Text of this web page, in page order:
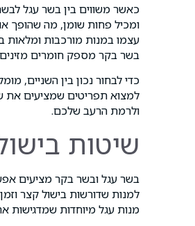
כאשר משווים בין בשר עגל
ומכיל פחות שומן, מה שהופך
עצמו במנות מורכבות ומלאות
בשר בקר מספק חומרים מזינים
כדי לבחור נכון בין השניים,
למצוא תפריטים שמציעים את
ולרמת הרעב שלכם.
שיטות
בשר עגל ובשר בקר מציעים
למנות שדורשות בישול קצר
מנות עגל מיוחדות שמדגישות